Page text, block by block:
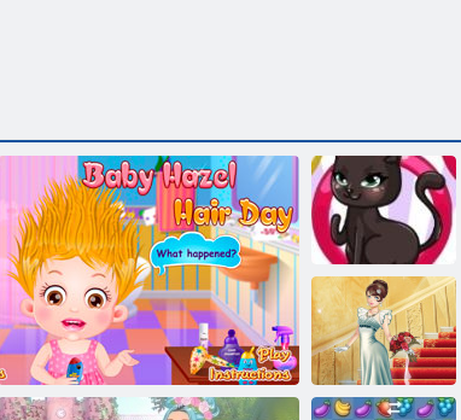
Katzen-Mode-
Designer